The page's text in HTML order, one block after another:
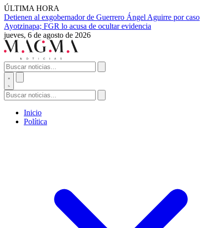
ÚLTIMA HORA
Detienen al exgobernador de Guerrero Ángel Aguirre por caso
Ayotzinapa; FGR lo acusa de ocultar evidencia
jueves, 6 de agosto de 2026
Inicio
Política